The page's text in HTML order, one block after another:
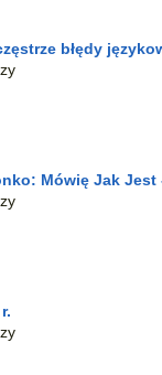
błędy
Mówię Jak